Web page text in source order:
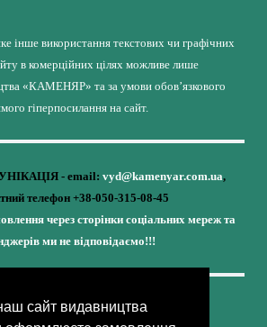
сайт видавництва
інше використання текстових чи графічних
в комерційних цілях можливе лише
«КАМЕНЯР» та за умови обов’язкового
гіперпосилання на сайт.
- email: vyd@kamenyar.com.ua,
телефон +38-050-315-08-45
через сторінки соціальних мереж та
ми не відповідаємо!!!
видання - це внесок у спротив,